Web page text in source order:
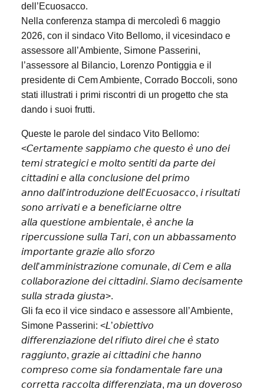
dell’Ecuosacco.
Nella conferenza stampa di mercoledì 6 maggio
2026, con il sindaco Vito Bellomo, il vicesindaco e
assessore all’Ambiente, Simone Passerini,
l’assessore al Bilancio, Lorenzo Pontiggia e il
presidente di Cem Ambiente, Corrado Boccoli, sono
stati illustrati i primi riscontri di un progetto che sta
dando i suoi frutti.
Queste le parole del sindaco Vito Bellomo:
<𝘊𝘦𝘳𝘵𝘢𝘮𝘦𝘯𝘵𝘦 𝘴𝘢𝘱𝘱𝘪𝘢𝘮𝘰 𝘤𝘩𝘦 𝘲𝘶𝘦𝘴𝘵𝘰 𝘦̀ 𝘶𝘯𝘰 𝘥𝘦𝘪
𝘵𝘦𝘮𝘪 𝘴𝘵𝘳𝘢𝘵𝘦𝘨𝘪𝘤𝘪 𝘦 𝘮𝘰𝘭𝘵𝘰 𝘴𝘦𝘯𝘵𝘪𝘵𝘪 𝘥𝘢 𝘱𝘢𝘳𝘵𝘦 𝘥𝘦𝘪
𝘤𝘪𝘵𝘵𝘢𝘥𝘪𝘯𝘪 𝘦 𝘢𝘭𝘭𝘢 𝘤𝘰𝘯𝘤𝘭𝘶𝘴𝘪𝘰𝘯𝘦 𝘥𝘦𝘭 𝘱𝘳𝘪𝘮𝘰
𝘢𝘯𝘯𝘰 𝘥𝘢𝘭𝘭’𝘪𝘯𝘵𝘳𝘰𝘥𝘶𝘻𝘪𝘰𝘯𝘦 𝘥𝘦𝘭𝘭’𝘌𝘤𝘶𝘰𝘴𝘢𝘤𝘤𝘰, 𝘪 𝘳𝘪𝘴𝘶𝘭𝘵𝘢𝘵𝘪
𝘴𝘰𝘯𝘰 𝘢𝘳𝘳𝘪𝘷𝘢𝘵𝘪 𝘦 𝘢 𝘣𝘦𝘯𝘦𝘧𝘪𝘤𝘪𝘢𝘳𝘯𝘦 𝘰𝘭𝘵𝘳𝘦
𝘢𝘭𝘭𝘢 𝘲𝘶𝘦𝘴𝘵𝘪𝘰𝘯𝘦 𝘢𝘮𝘣𝘪𝘦𝘯𝘵𝘢𝘭𝘦, 𝘦̀ 𝘢𝘯𝘤𝘩𝘦 𝘭𝘢
𝘳𝘪𝘱𝘦𝘳𝘤𝘶𝘴𝘴𝘪𝘰𝘯𝘦 𝘴𝘶𝘭𝘭𝘢 𝘛𝘢𝘳𝘪, 𝘤𝘰𝘯 𝘶𝘯 𝘢𝘣𝘣𝘢𝘴𝘴𝘢𝘮𝘦𝘯𝘵𝘰
𝘪𝘮𝘱𝘰𝘳𝘵𝘢𝘯𝘵𝘦 𝘨𝘳𝘢𝘻𝘪𝘦 𝘢𝘭𝘭𝘰 𝘴𝘧𝘰𝘳𝘻𝘰
𝘥𝘦𝘭𝘭’𝘢𝘮𝘮𝘪𝘯𝘪𝘴𝘵𝘳𝘢𝘻𝘪𝘰𝘯𝘦 𝘤𝘰𝘮𝘶𝘯𝘢𝘭𝘦, 𝘥𝘪 𝘊𝘦𝘮 𝘦 𝘢𝘭𝘭𝘢
𝘤𝘰𝘭𝘭𝘢𝘣𝘰𝘳𝘢𝘻𝘪𝘰𝘯𝘦 𝘥𝘦𝘪 𝘤𝘪𝘵𝘵𝘢𝘥𝘪𝘯𝘪. 𝘚𝘪𝘢𝘮𝘰 𝘥𝘦𝘤𝘪𝘴𝘢𝘮𝘦𝘯𝘵𝘦
𝘴𝘶𝘭𝘭𝘢 𝘴𝘵𝘳𝘢𝘥𝘢 𝘨𝘪𝘶𝘴𝘵𝘢>.
Gli fa eco il vice sindaco e assessore all’Ambiente,
Simone Passerini: <𝘓’𝘰𝘣𝘪𝘦𝘵𝘵𝘪𝘷𝘰
𝘥𝘪𝘧𝘧𝘦𝘳𝘦𝘯𝘻𝘪𝘢𝘻𝘪𝘰𝘯𝘦 𝘥𝘦𝘭 𝘳𝘪𝘧𝘪𝘶𝘵𝘰 𝘥𝘪𝘳𝘦𝘪 𝘤𝘩𝘦 𝘦̀ 𝘴𝘵𝘢𝘵𝘰
𝘳𝘢𝘨𝘨𝘪𝘶𝘯𝘵𝘰, 𝘨𝘳𝘢𝘻𝘪𝘦 𝘢𝘪 𝘤𝘪𝘵𝘵𝘢𝘥𝘪𝘯𝘪 𝘤𝘩𝘦 𝘩𝘢𝘯𝘯𝘰
𝘤𝘰𝘮𝘱𝘳𝘦𝘴𝘰 𝘤𝘰𝘮𝘦 𝘴𝘪𝘢 𝘧𝘰𝘯𝘥𝘢𝘮𝘦𝘯𝘵𝘢𝘭𝘦 𝘧𝘢𝘳𝘦 𝘶𝘯𝘢
𝘤𝘰𝘳𝘳𝘦𝘵𝘵𝘢 𝘳𝘢𝘤𝘤𝘰𝘭𝘵𝘢 𝘥𝘪𝘧𝘧𝘦𝘳𝘦𝘯𝘻𝘪𝘢𝘵𝘢, 𝘮𝘢 𝘶𝘯 𝘥𝘰𝘷𝘦𝘳𝘰𝘴𝘰